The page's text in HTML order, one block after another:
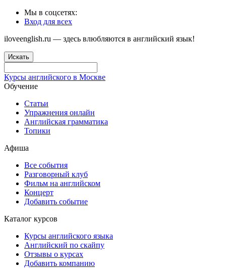
Мы в соцсетях:
Вход для всех
iloveenglish.ru — здесь влюбляются в английский язык!
Искать
Курсы английского в Москве
Обучение
Статьи
Упражнения онлайн
Английская грамматика
Топики
Афиша
Все события
Разговорный клуб
Фильм на английском
Концерт
Добавить событие
Каталог курсов
Курсы английского языка
Английский по скайпу
Отзывы о курсах
Добавить компанию